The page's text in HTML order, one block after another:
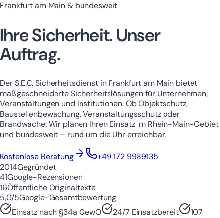
Hessen
Frankfurt am Main & bundesweit
Ihre Sicherheit.Unser
Auftrag.
Der S.E.C. Sicherheitsdienst in Frankfurt am Main bietet
maßgeschneiderte Sicherheitslösungen für Unternehmen,
Veranstaltungen und Institutionen. Ob Objektschutz,
Baustellenbewachung, Veranstaltungsschutz oder
Brandwache: Wir planen Ihren Einsatz im Rhein-Main-Gebiet
und bundesweit – rund um die Uhr erreichbar.
Kostenlose Beratung
+49 172 9989135
2014Gegründet
41Google-Rezensionen
16Öffentliche Originaltexte
5,0/5Google-Gesamtbewertung
Einsatz nach §34a GewO
24/7 Einsatzbereit
107